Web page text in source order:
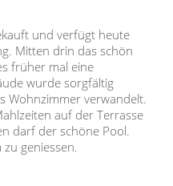
und verfügt heute
Mitten drin das schön
früher mal eine
wurde sorgfältig
Wohnzimmer verwandelt.
auf der Terrasse
darf der schöne Pool.
geniessen.